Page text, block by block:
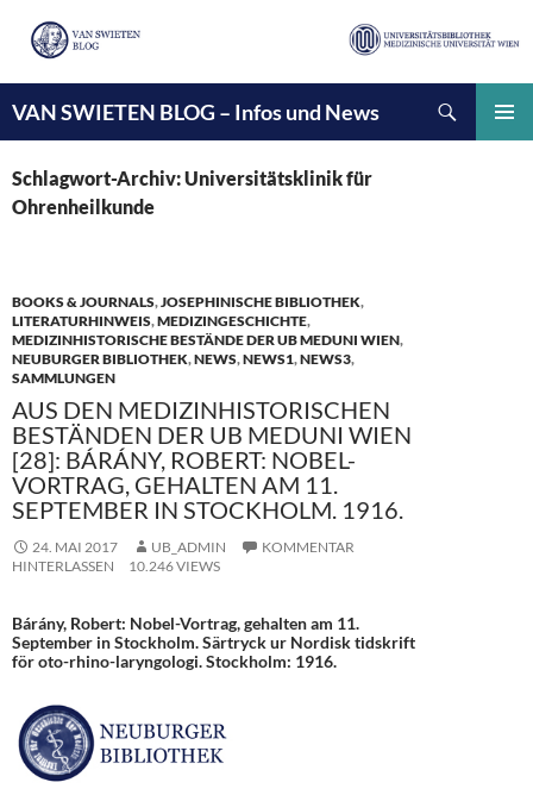
VAN SWIETEN BLOG – Infos und News
INHALT
SPRINGEN
Schlagwort-Archiv: Universitätsklinik für
Ohrenheilkunde
BOOKS & JOURNALS,JOSEPHINISCHE BIBLIOTHEK,
LITERATURHINWEIS,MEDIZINGESCHICHTE,
MEDIZINHISTORISCHE BESTÄNDE DER UB MEDUNI WIEN,
NEUBURGER BIBLIOTHEK,NEWS,NEWS1,NEWS3,
SAMMLUNGEN
AUS DEN MEDIZINHISTORISCHEN
BESTÄNDEN DER UB MEDUNI WIEN
[28]: BÁRÁNY, ROBERT: NOBEL-
VORTRAG, GEHALTEN AM 11.
SEPTEMBER IN STOCKHOLM. 1916.
24. MAI 2017 UB_ADMIN
KOMMENTAR
HINTERLASSEN
10.246 VIEWS
Bárány, Robert: Nobel-Vortrag, gehalten am 11.
September in Stockholm. Särtryck ur Nordisk tidskrift
för oto-rhino-laryngologi. Stockholm: 1916.